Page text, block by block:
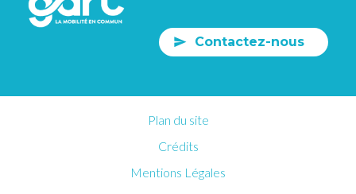
Contactez-nous
Plan du site
Crédits
Mentions Légales